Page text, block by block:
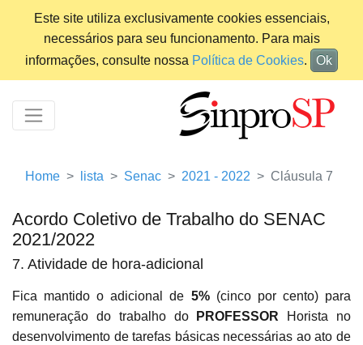
Este site utiliza exclusivamente cookies essenciais,
necessários para seu funcionamento. Para mais
informações, consulte nossa Política de Cookies. Ok
Home lista Senac 2021 - 2022 Cláusula 7
Acordo Coletivo de Trabalho do SENAC
2021/2022
7. Atividade de hora-adicional
Fica mantido o adicional de 5% (cinco por cento) para
remuneração do trabalho do
PROFESSOR
Horista no
desenvolvimento de tarefas básicas necessárias ao ato de